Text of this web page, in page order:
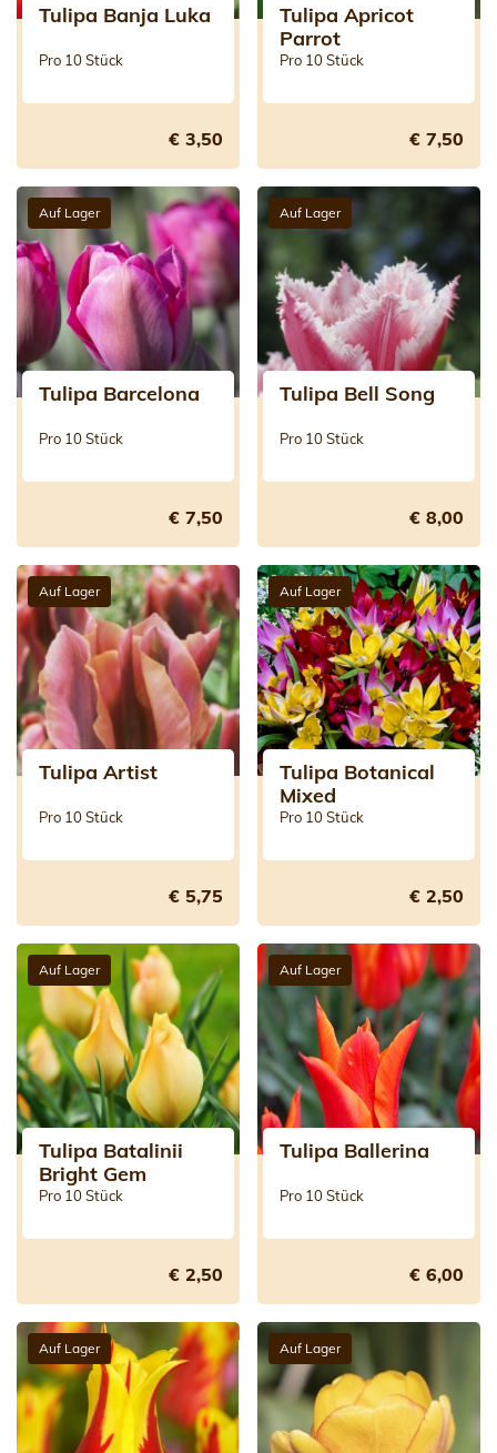
Tulipa Banja Luka
Pro 10 Stück
€ 3,50
Tulipa Apricot
Parrot
Pro 10 Stück
€ 7,50
Auf Lager
Tulipa Barcelona
Pro 10 Stück
€ 7,50
Auf Lager
Tulipa Bell Song
Pro 10 Stück
€ 8,00
Auf Lager
Tulipa Artist
Pro 10 Stück
€ 5,75
Auf Lager
Tulipa Botanical
Mixed
Pro 10 Stück
€ 2,50
Auf Lager
Tulipa Batalinii
Bright Gem
Pro 10 Stück
€ 2,50
Auf Lager
Tulipa Ballerina
Pro 10 Stück
€ 6,00
Auf Lager Auf Lager